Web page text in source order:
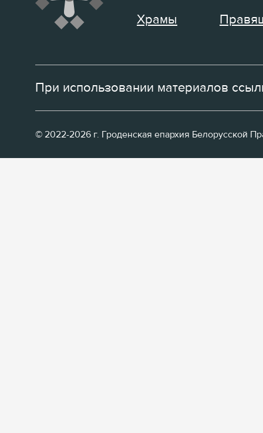
Храмы
При использовании материалов
© 2022-2026 г. Гроденская епархия Белорусской